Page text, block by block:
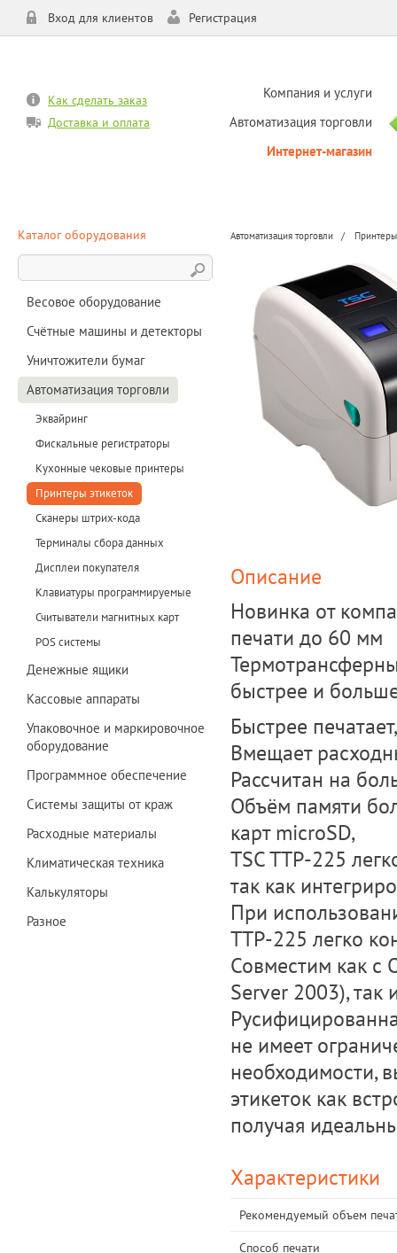
Вход для клиентов Регистрация
Как сделать заказ
Доставка и оплата
Компания и услуги
Автоматизация торговли
Интернет-магазин
Каталог оборудования
Весовое оборудование
Счётные машины и детекторы
Уничтожители бумаг
Автоматизация торговли
Эквайринг
Фискальные регистраторы
Кухонные чековые принтеры
Принтеры этикеток
Сканеры штрих-кода
Терминалы сбора данных
Дисплеи покупателя
Клавиатуры программируемые
Считыватели магнитных карт
POS системы
Денежные ящики
Кассовые аппараты
Упаковочное и маркировочное
оборудование
Программное обеспечение
Системы защиты от краж
Расходные материалы
Климатическая техника
Калькуляторы
Разное
Автоматизация торговли
Описание
Новинка от
печати до 60 мм
быстрее и
Быстрее печатает,
Вмещает
Рассчитан на
Объём памяти
карт microSD,
TSC TTP-225
так как
При
TTP-225 легко
Совместим как
Server 2003), так
не имеет
необходимости,
этикеток как
получая
Характеристики
Рекомендуемый объем
Способ печати